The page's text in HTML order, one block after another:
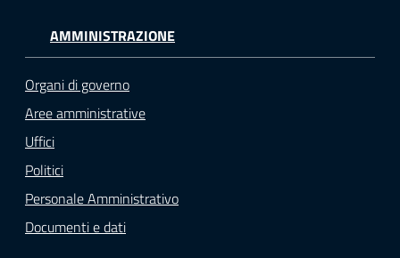
AMMINISTRAZIONE
Organi di governo
Aree amministrative
Uffici
Politici
Personale Amministrativo
Documenti e dati